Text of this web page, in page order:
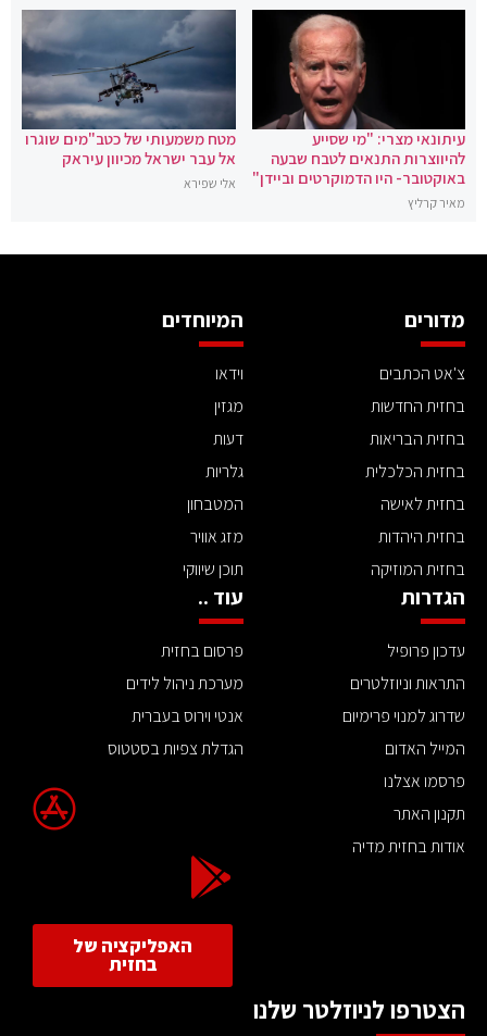
עיתונאי מצרי: "מי שסייע
להיווצרות התנאים לטבח שבעה
באוקטובר- היו הדמוקרטים וביידן"
מאיר קרליץ
מטח משמעותי של כטב"מים שוגרו
אל עבר ישראל מכיוון עיראק
אלי שפירא
מדורים
צ'אט הכתבים
בחזית החדשות
בחזית הבריאות
בחזית הכלכלית
בחזית לאישה
בחזית היהדות
בחזית המוזיקה
המיוחדים
וידאו
מגזין
דעות
גלריות
המטבחון
מזג אוויר
תוכן שיווקי
הגדרות
עדכון פרופיל
התראות וניוזלטרים
שדרוג למנוי פרימיום
המייל האדום
פרסמו אצלנו
תקנון האתר
אודות בחזית מדיה
עוד ..
פרסום בחזית
מערכת ניהול לידים
אנטי וירוס בעברית
הגדלת צפיות בסטטוס
האפליקציה של
בחזית
הצטרפו לניוזלטר שלנו